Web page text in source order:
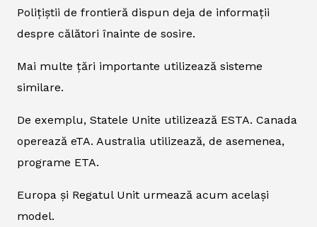
Polițiștii de frontieră dispun deja de informații
despre călători înainte de sosire.
Mai multe țări importante utilizează sisteme
similare.
De exemplu, Statele Unite utilizează ESTA. Canada
operează eTA. Australia utilizează, de asemenea,
programe ETA.
Europa și Regatul Unit urmează acum același
model.